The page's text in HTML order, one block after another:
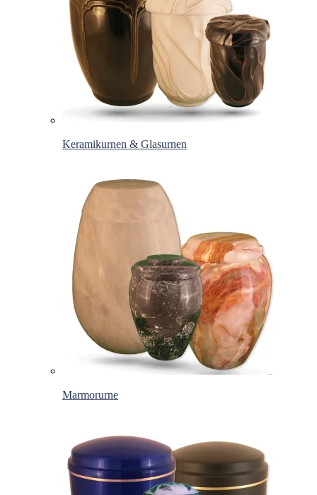
Keramikurnen & Glasurnen
Marmorurne